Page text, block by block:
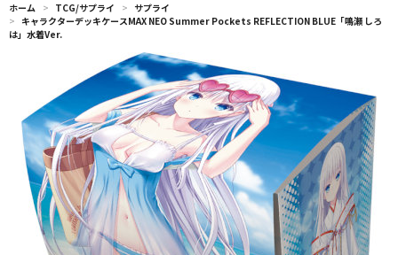
ホーム > TCG/サプライ > サプライ
> キャラクターデッキケースMAX NEO Summer Pockets REFLECTION BLUE「鳴瀬 しろ
は」水着Ver.